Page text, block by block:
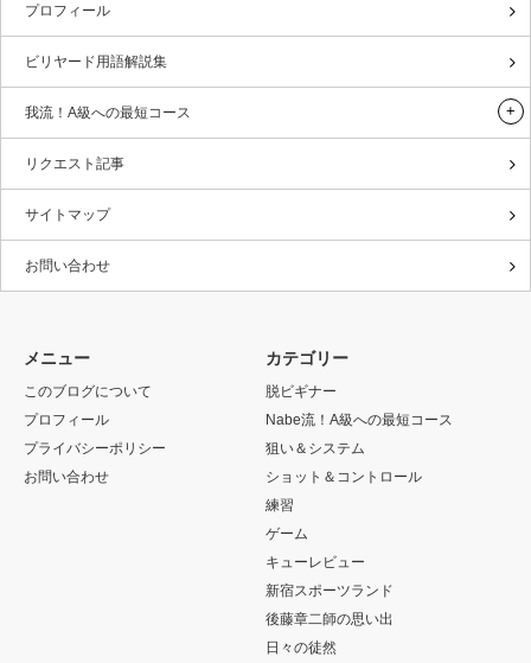
プロフィール
ビリヤード用語解説集
我流！A級への最短コース
リクエスト記事
サイトマップ
お問い合わせ
メニュー
このブログについて
プロフィール
プライバシーポリシー
お問い合わせ
カテゴリー
脱ビギナー
Nabe流！A級への最短コース
狙い＆システム
ショット＆コントロール
練習
ゲーム
キューレビュー
新宿スポーツランド
後藤章二師の思い出
日々の徒然